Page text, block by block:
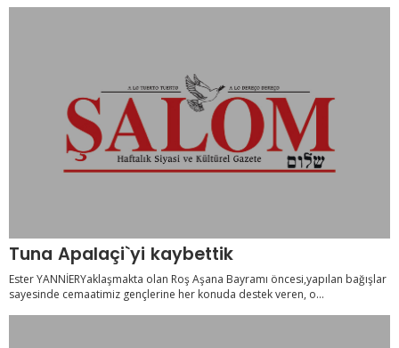
Tuna Apalaçi`yi kaybettik
Ester YANNİERYaklaşmakta olan Roş Aşana Bayramı öncesi,yapılan bağışlar
sayesinde cemaatimiz gençlerine her konuda destek veren, o...